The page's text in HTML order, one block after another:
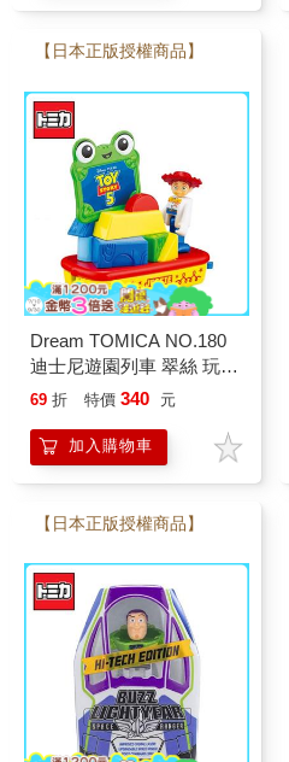
【日本正版授權商品】
Dream TOMICA NO.180
迪士尼遊園列車 翠絲 玩具
車 玩具總動員5 多美小汽
69 折 特價 340 元
加入購物車
【日本正版授權商品】